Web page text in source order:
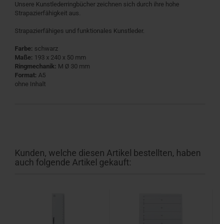
Unsere Kunstlederringbücher zeichnen sich durch ihre hohe
Strapazierfähigkeit aus.
Strapazierfähiges und funktionales Kunstleder.
Farbe: schwarz
Maße: 193 x 240 x 50 mm
Ringmechanik: M Ø 30 mm
Format: A5
ohne Inhalt
Kunden, welche diesen Artikel bestellten, haben
auch folgende Artikel gekauft: